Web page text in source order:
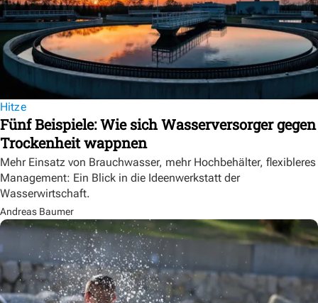
Hitze
Fünf Beispiele: Wie sich Wasserversorger gegen
Trockenheit wappnen
Mehr Einsatz von Brauchwasser, mehr Hochbehälter, flexibleres
Management: Ein Blick in die Ideenwerkstatt der
Wasserwirtschaft.
Andreas Baumer